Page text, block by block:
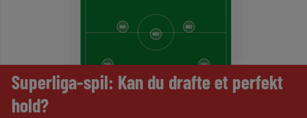
Superliga-spil: Kan du drafte et perfekt
hold?